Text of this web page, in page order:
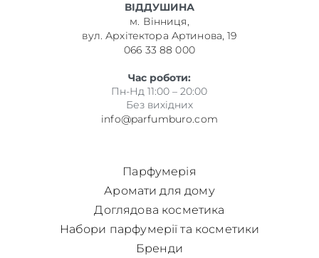
ВІДДУШИНА
м. Вінниця,
вул. Архітектора Артинова, 19
066 33 88 000
Час роботи:
Пн-Нд 11:00 – 20:00
Без вихідних
info@parfumburo.com
Парфумерія
Аромати для дому
Доглядова косметика
Набори парфумерії та косметики
Бренди